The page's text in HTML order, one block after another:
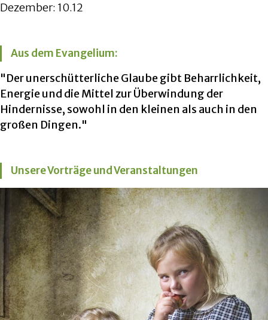
Dezember: 10.12
Aus dem Evangelium:
"Der unerschütterliche Glaube gibt Beharrlichkeit,
Energie und die Mittel zur Überwindung der
Hindernisse, sowohl in den kleinen als auch in den
großen Dingen."
Unsere Vorträge und Veranstaltungen